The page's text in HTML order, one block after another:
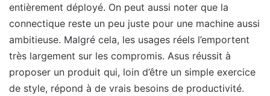
entièrement déployé. On peut aussi noter que la
connectique reste un peu juste pour une machine aussi
ambitieuse. Malgré cela, les usages réels l’emportent
très largement sur les compromis. Asus réussit à
proposer un produit qui, loin d’être un simple exercice
de style, répond à de vrais besoins de productivité.